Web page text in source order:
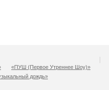
«ПУШ (Первое Утреннее Шоу)»
дождь»